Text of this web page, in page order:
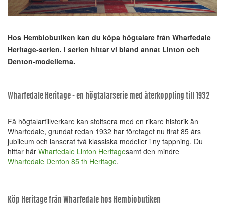
Hos Hembiobutiken kan du köpa högtalare från Wharfedale
Heritage-serien. I serien hittar vi bland annat Linton och
Denton-modellerna.
Wharfedale Heritage - en högtalarserie med återkoppling till 1932
Få högtalartillverkare kan stoltsera med en rikare historik än
Wharfedale, grundat redan 1932 har företaget nu firat 85 års
jubileum och lanserat två klassiska modeller i ny tappning. Du
hittar här Wharfedale Linton Heritagesamt den mindre
Wharfedale Denton 85 th Heritage.
Köp Heritage från Wharfedale hos Hembiobutiken